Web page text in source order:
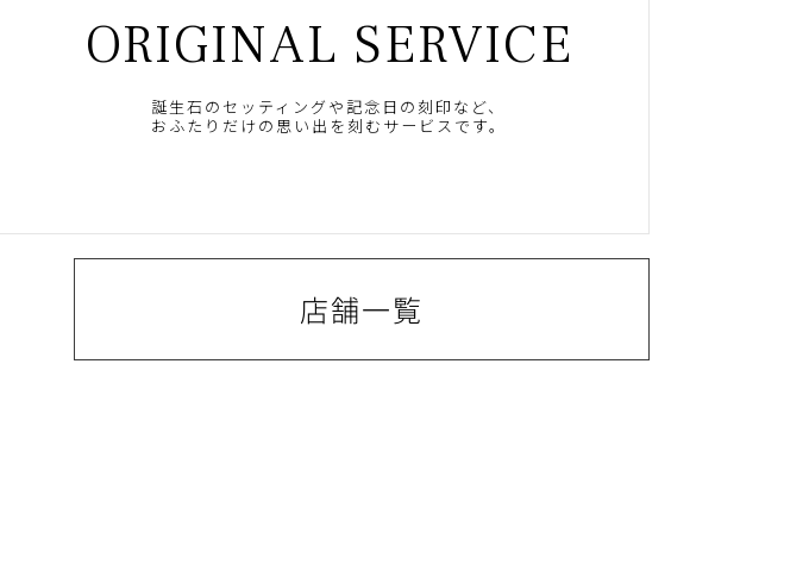
ORIGINAL SERVICE
誕生石のセッティングや記念日の刻印など、
おふたりだけの思い出を刻むサービスです。
店舗一覧